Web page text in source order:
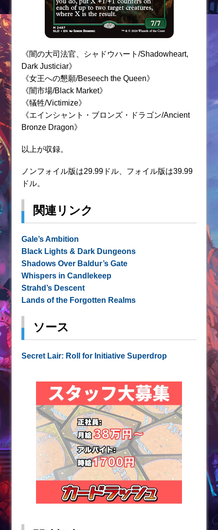
《闇の大司法官、シャドウハート/Shadowheart,
Dark Justiciar》
《女王への懇願/Beseech the Queen》
《闇市場/Black Market》
《犠牲/Victimize》
《エインシャント・ブロンズ・ドラゴン/Ancient
Bronze Dragon》
以上が収録。
ノンフォイル版は29.99ドル、フォイル版は39.99
ドル。
関連リンク
Gale’s Ambition
Black Lights & Dark Dungeons
Shadows Over Baldur’s Gate
Whispers in Candlekeep
Strahd’s Descent
Lands of the Forgotten Realms
ソース
Secret Lair: Roll for Initiative Superdrop